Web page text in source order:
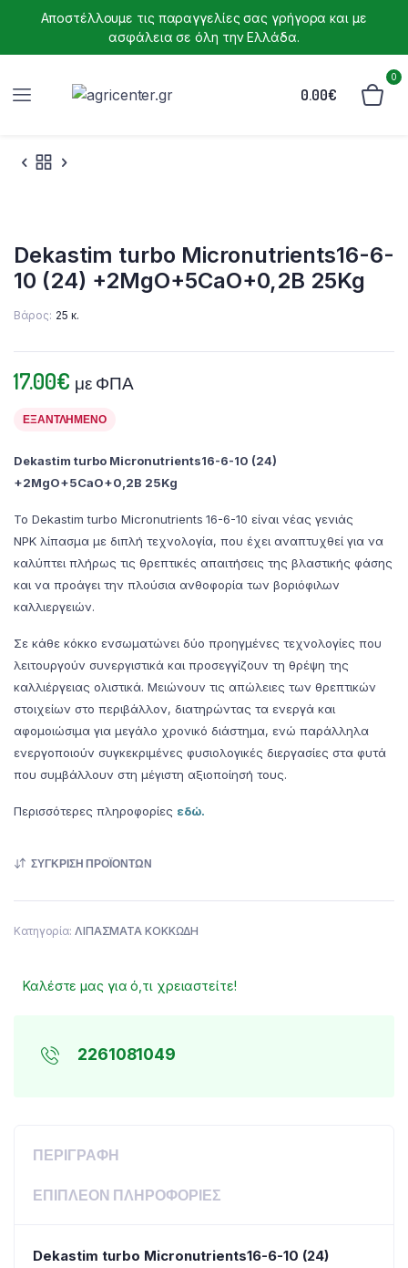
Αποστέλλουμε τις παραγγελίες σας γρήγορα και με
ασφάλεια σε όλη την Ελλάδα.
0.00€
0
Dekastim turbo Micronutrients16-6-
10 (24) +2MgO+5CaO+0,2B 25Kg
Βάρος 25 κ.
17.00€ με ΦΠΑ
ΕΞΑΝΤΛΗΜΈΝΟ
Dekastim turbo Micronutrients16-6-10 (24)
+2MgO+5CaO+0,2B 25Kg
Το Dekastim turbo Micronutrients 16-6-10 είναι νέας γενιάς
NPK λίπασμα με διπλή τεχνολογία, που έχει αναπτυχθεί για να
καλύπτει πλήρως τις θρεπτικές απαιτήσεις της βλαστικής φάσης
και να προάγει την πλούσια ανθοφορία των βοριόφιλων
καλλιεργειών.
Σε κάθε κόκκο ενσωματώνει δύο προηγμένες τεχνολογίες που
λειτουργούν συνεργιστικά και προσεγγίζουν τη θρέψη της
καλλιέργειας ολιστικά. Μειώνουν τις απώλειες των θρεπτικών
στοιχείων στο περιβάλλον, διατηρώντας τα ενεργά και
αφομοιώσιμα για μεγάλο χρονικό διάστημα, ενώ παράλληλα
ενεργοποιούν συγκεκριμένες φυσιολογικές διεργασίες στα φυτά
που συμβάλλουν στη μέγιστη αξιοποίησή τους.
Περισσότερες πληροφορίες εδώ.
ΣΎΓΚΡΙΣΗ ΠΡΟΪΌΝΤΩΝ
Κατηγορία: ΛΙΠΑΣΜΑΤΑ ΚΟΚΚΩΔΗ
Καλέστε μας για ό,τι χρειαστείτε!
2261081049
ΠΕΡΙΓΡΑΦΉ
ΕΠΙΠΛΈΟΝ ΠΛΗΡΟΦΟΡΊΕΣ
Dekastim turbo Micronutrients16-6-10 (24)